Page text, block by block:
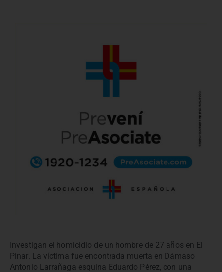
Investigan el homicidio de un hombre de 27 años en El
Pinar. La víctima fue encontrada muerta en Dámaso
Antonio Larrañaga esquina Eduardo Pérez, con una